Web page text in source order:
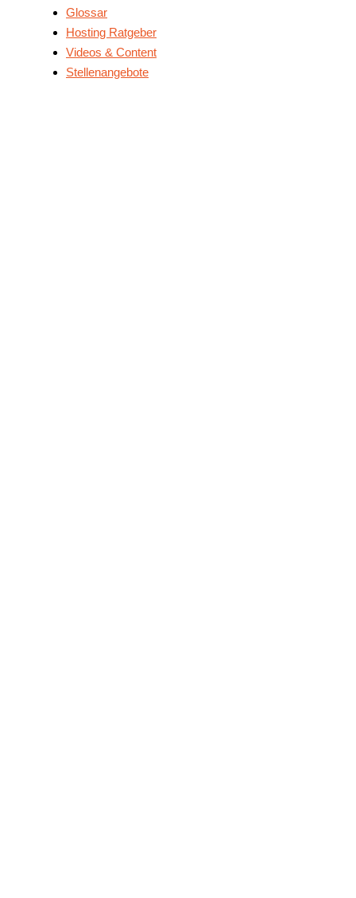
Glossar
Hosting Ratgeber
Videos & Content
Stellenangebote